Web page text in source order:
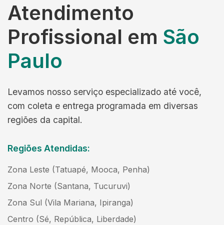
Atendimento
Profissional em São
Paulo
Levamos nosso serviço especializado até você,
com coleta e entrega programada em diversas
regiões da capital.
Regiões Atendidas:
Zona Leste (Tatuapé, Mooca, Penha)
Zona Norte (Santana, Tucuruvi)
Zona Sul (Vila Mariana, Ipiranga)
Centro (Sé, República, Liberdade)